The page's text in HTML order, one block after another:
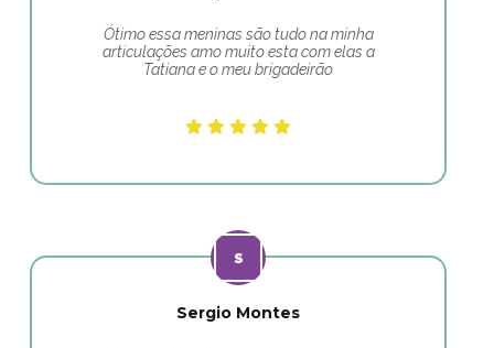
Ótimo essa meninas são tudo na minha
articulações amo muito esta com elas a
Tatiana e o meu brigadeirão
Sergio Montes